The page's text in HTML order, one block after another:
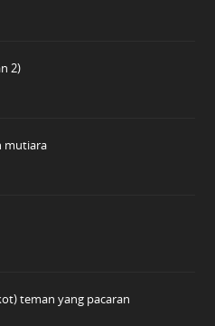
2)
mutiara
teman yang pacaran